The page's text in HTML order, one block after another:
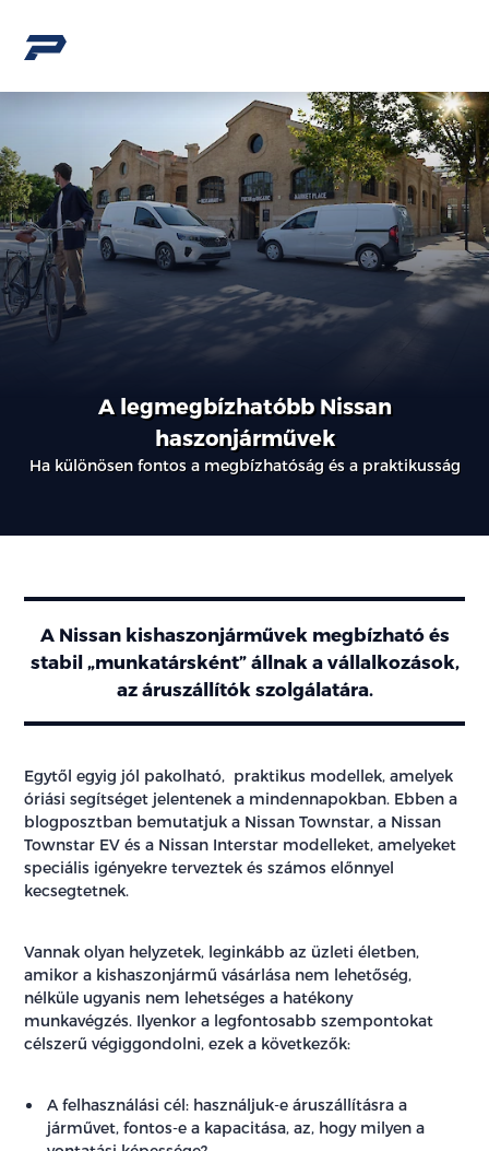
A legmegbízhatóbb Nissan
haszonjárművek
Ha különösen fontos a megbízhatóság és a praktikusság
A Nissan kishaszonjárművek megbízható és
stabil „munkatársként” állnak a vállalkozások,
az áruszállítók szolgálatára.
Egytől egyig jól pakolható, praktikus modellek, amelyek
óriási segítséget jelentenek a mindennapokban. Ebben a
blogposztban bemutatjuk a Nissan Townstar, a Nissan
Townstar EV és a Nissan Interstar modelleket, amelyeket
speciális igényekre terveztek és számos előnnyel
kecsegtetnek.
Vannak olyan helyzetek, leginkább az üzleti életben,
amikor a kishaszonjármű vásárlása nem lehetőség,
nélküle ugyanis nem lehetséges a hatékony
munkavégzés. Ilyenkor a legfontosabb szempontokat
célszerű végiggondolni, ezek a következők:
A felhasználási cél: használjuk-e áruszállításra a
járművet, fontos-e a kapacitása, az, hogy milyen a